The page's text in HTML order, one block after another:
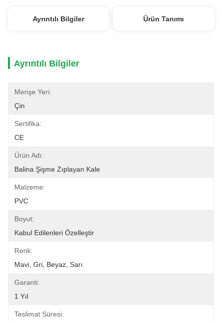
Ayrıntılı Bilgiler Ürün Tanımı
Ayrıntılı Bilgiler
Menşe Yeri:
Çin
Sertifika:
CE
Ürün Adı:
Balina Şişme Zıplayan Kale
Malzeme:
PVC
Boyut:
Kabul Edilenleri Özelleştir
Renk:
Mavi, Gri, Beyaz, Sarı
Garanti:
1 Yıl
Teslimat Süresi: